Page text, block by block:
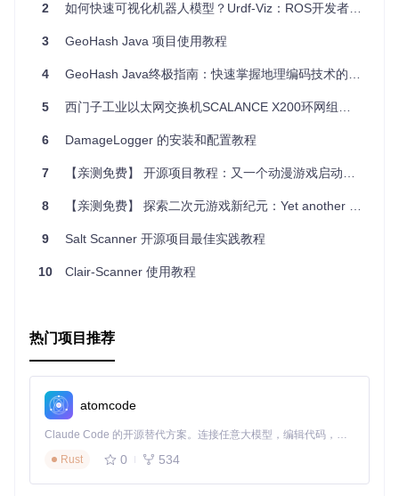
的所有依赖包。
2. 项目的启动文件介绍
项目的启动文件是app/main.py。该文件包含了项目的入口
main.py文件内容概览
from flask import
app.config.from_object(settings)
if __name__ == "__main__"
from flask import Flask
ask 应用实例。
from app.config import settings
的设置。
app = Flask(__name__)
app.config.from_object(settings)
载配置。
if __name__ == "__main__":
app.run(debug=True): 启动 Flask 应用，开启调试模
2 如何快速可视化机器人模型？Urdf-Viz：ROS开发者必备的3D模型预览神器
3 GeoHash Java 项目使用教程
4 GeoHash Java终极指南：快速掌握地理编码技术的10个技巧
5 西门子工业以太网交换机SCALANCE X200环网组态指南
6 DamageLogger 的安装和配置教程
7 【亲测免费】 开源项目教程：又一个动漫游戏启动器（Yaagl）
8 【亲测免费】 探索二次元游戏新纪元：Yet another anime game launcher (Yaagl)
9 Salt Scanner 开源项目最佳实践教程
10 Clair-Scanner 使用教程
热门项目推荐
atomcode
Claude Code 的开源替代方案。连接任意大模型，编辑代码，运行命令，自动验证 — 全自动执行。用 Rust 构建，极致性能。 ｜ An open-source alternative to Claude Code. Connect any LLM, edit code, run commands, and verify changes — autonomously. Built in Rust for speed. Get Started
Rust
0 534